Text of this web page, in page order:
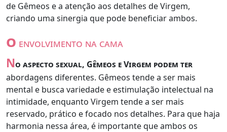
de Gêmeos e a atenção aos detalhes de Virgem,
criando uma sinergia que pode beneficiar ambos.
o envolvimento na cama
No aspecto sexual, Gêmeos e Virgem podem ter
abordagens diferentes. Gêmeos tende a ser mais
mental e busca variedade e estimulação intelectual na
intimidade, enquanto Virgem tende a ser mais
reservado, prático e focado nos detalhes. Para que haja
harmonia nessa área, é importante que ambos os